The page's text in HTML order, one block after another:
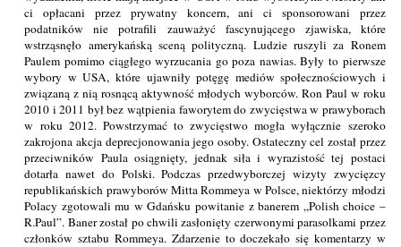
ci opłacani przez prywatny koncern, ani ci sponsorowani przez
podatników nie potrafili zauważyć fascynującego zjawiska, które
wstrząsnęło amerykańską sceną polityczną. Ludzie ruszyli za Ronem
Paulem pomimo ciągłego wyrzucania go poza nawias. Były to pierwsze
wybory w USA, które ujawniły potęgę mediów społecznościowych i
związaną z nią rosnącą aktywność młodych wyborców. Ron Paul w roku
2010 i 2011 był bez wątpienia faworytem do zwycięstwa w prawyborach
w roku 2012. Powstrzymać to zwycięstwo mogła wyłącznie szeroko
zakrojona akcja deprecjonowania jego osoby. Ostateczny cel został przez
przeciwników Paula osiągnięty, jednak siła i wyrazistość tej postaci
dotarła nawet do Polski. Podczas przedwyborczej wizyty zwycięzcy
republikańskich prawyborów Mitta Rommeya w Polsce, niektórzy młodzi
Polacy zgotowali mu w Gdańsku powitanie z banerem „Polish choice –
R.Paul”. Baner został po chwili zasłonięty czerwonymi parasolkami przez
członków sztabu Rommeya. Zdarzenie to doczekało się komentarzy w